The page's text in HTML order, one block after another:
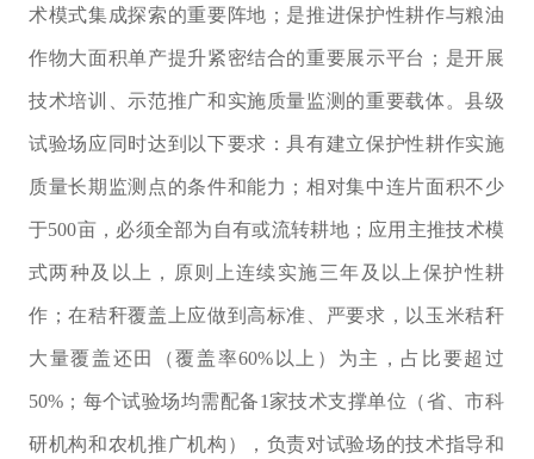
术模式集成探索的重要阵地；是推进保护性耕作与粮油
作物大面积单产提升紧密结合的重要展示平台；是开展
技术培训、示范推广和实施质量监测的重要载体。县级
试验场应同时达到以下要求：具有建立保护性耕作实施
质量长期监测点的条件和能力；相对集中连片面积不少
于500亩， 必须全部为自有或流转耕地；应用 主推技术模
式两种及以上，原则上连续实施三年及以上保护性耕
作； 在秸秆覆盖上应做到高标准、严要求，以玉米秸秆
大量覆盖还田（覆盖率60% 以上）为主，占比要超过
50% ； 每个试验场均需配备1 家技术支撑单位（省、市科
研机构和农机推广机构 ） ， 负责对试验场的技术指导和